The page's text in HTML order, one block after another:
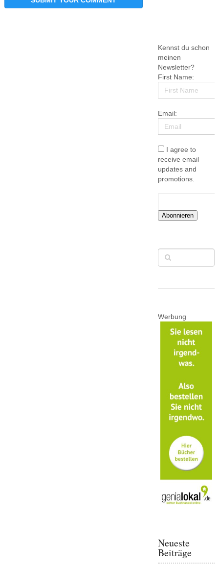
Kennst du schon
meinen
Newsletter?
First Name:
Email:
I agree to
receive email
updates and
promotions.
Abonnieren
Werbung
Neueste
Beiträge